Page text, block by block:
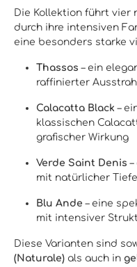
Die Kollektion führt vier
durch ihre intensiven
eine besonders starke
Thassos – ein
raffinierter
Calacatta Black –
klassischen
grafischer Wirkung
Verde Saint Denis
mit natürlicher Tiefe
Blu Ande – eine
mit intensiver
Diese Varianten sind
(Naturale) als auch in